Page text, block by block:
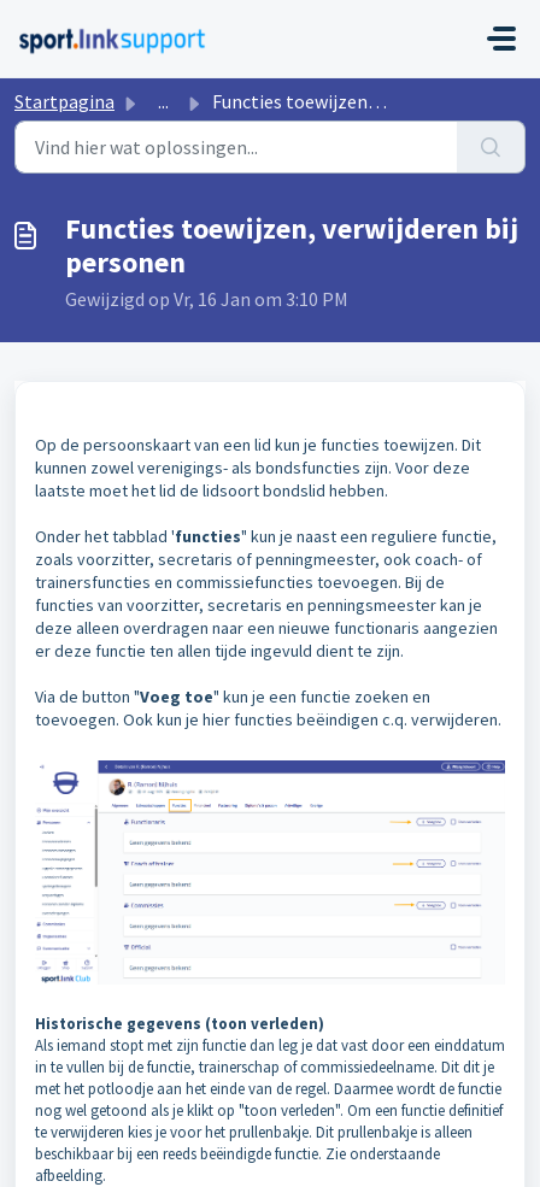
Startpagina ... Functies toewijzen, verwijderen bij personen
Functies toewijzen, verwijderen bij
personen
Gewijzigd op Vr, 16 Jan om 3:10 PM
Op de persoonskaart van een lid kun je functies toewijzen. Dit
kunnen zowel verenigings- als bondsfuncties zijn. Voor deze
laatste moet het lid de lidsoort bondslid hebben.
Onder het tabblad 'functies" kun je naast een reguliere functie,
zoals voorzitter, secretaris of penningmeester, ook coach- of
trainersfuncties en commissiefuncties toevoegen. Bij de
functies van voorzitter, secretaris en penningsmeester kan je
deze alleen overdragen naar een nieuwe functionaris aangezien
er deze functie ten allen tijde ingevuld dient te zijn.
Via de button "Voeg toe" kun je een functie zoeken en
toevoegen. Ook kun je hier functies beëindigen c.q. verwijderen.
Historische gegevens (toon verleden)
Als iemand stopt met zijn functie dan leg je dat vast door een einddatum
in te vullen bij de functie, trainerschap of commissiedeelname. Dit dit je
met het potloodje aan het einde van de regel. Daarmee wordt de functie
nog wel getoond als je klikt op "toon verleden". Om een functie definitief
te verwijderen kies je voor het prullenbakje. Dit prullenbakje is alleen
beschikbaar bij een reeds beëindigde functie. Zie onderstaande
afbeelding.